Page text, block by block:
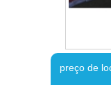
preço de